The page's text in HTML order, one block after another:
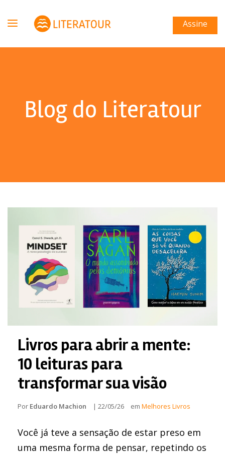
Assine
Blog do Literatour
Livros para abrir a mente:
10 leituras para
transformar sua visão
Por Eduardo Machion | 22/05/26 em Melhores Livros
Você já teve a sensação de estar preso em
uma mesma forma de pensar, repetindo os